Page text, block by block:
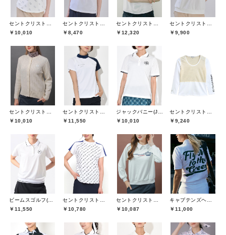
￥10,010
￥8,470
￥12,320
￥9,900
￥10,010
￥11,550
￥10,010
￥9,240
￥11,550
￥10,780
￥10,087
￥11,000